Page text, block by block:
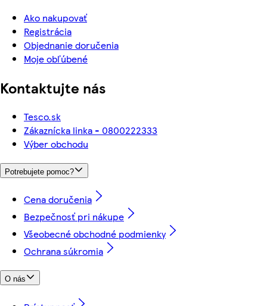
Ako nakupovať
Registrácia
Objednanie doručenia
Moje obľúbené
Kontaktujte nás
Tesco.sk
Zákaznícka linka - 0800222333
Výber obchodu
Potrebujete pomoc?
Cena doručenia
Bezpečnosť pri nákupe
Všeobecné obchodné podmienky
Ochrana súkromia
O nás